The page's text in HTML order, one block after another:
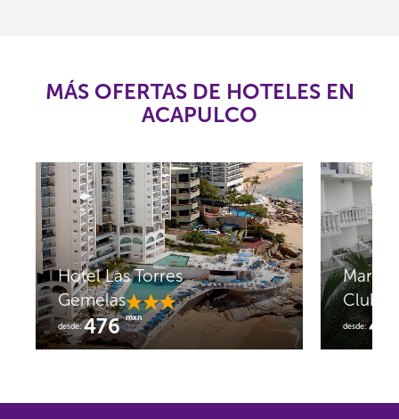
MÁS OFERTAS DE HOTELES EN
ACAPULCO
Hotel Las Torres
Gemelas
desde: 476mxn
Club
desde: